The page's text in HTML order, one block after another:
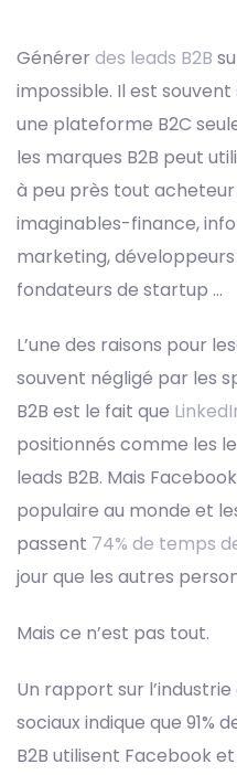
Générer des leads B2B
impossible. Il est
une plateforme B2C
les marques B2B peut
à peu près tout acheteur
imaginables-finance,
marketing, développeurs
fondateurs de startup …
L’une des raisons pour
souvent négligé par les
B2B est le fait que
positionnés comme les
leads B2B. Mais
populaire au monde et
passent 74% de temps
jour que les autres
Mais ce n’est pas tout.
Un rapport sur
sociaux indique que 91%
B2B utilisent Facebook
navigation